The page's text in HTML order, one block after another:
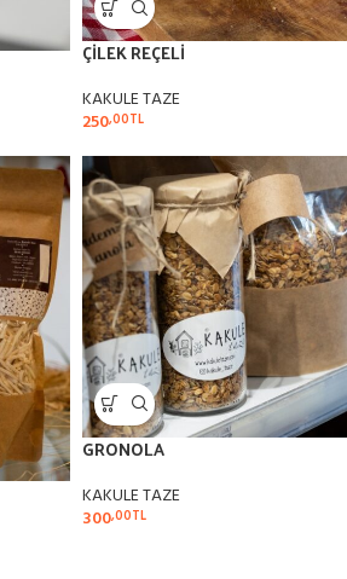
ÇİLEK REÇELİ
KAKULE TAZE
250,00TL
GRONOLA
KAKULE TAZE
300,00TL